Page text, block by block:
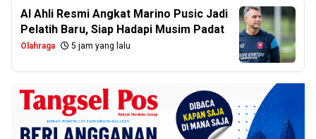
Al Ahli Resmi Angkat Marino Pusic Jadi
Pelatih Baru, Siap Hadapi Musim Padat
Olahraga 5 jam yang lalu